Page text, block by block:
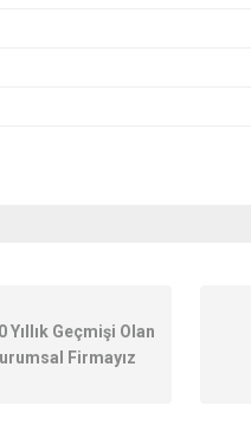
Yıllık Geçmişi Olan
Firmayız